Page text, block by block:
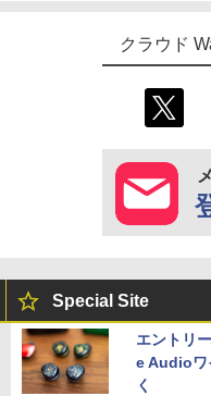
クラウド
Special Site
エントリ
e Audioワ
く